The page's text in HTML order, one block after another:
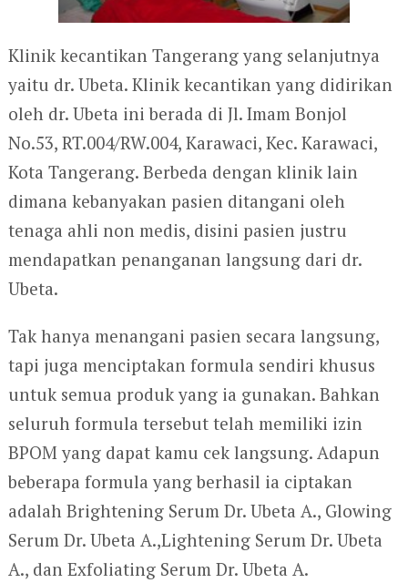
Klinik kecantikan Tangerang yang selanjutnya
yaitu dr. Ubeta. Klinik kecantikan yang didirikan
oleh dr. Ubeta ini berada di Jl. Imam Bonjol
No.53, RT.004/RW.004, Karawaci, Kec. Karawaci,
Kota Tangerang. Berbeda dengan klinik lain
dimana kebanyakan pasien ditangani oleh
tenaga ahli non medis, disini pasien justru
mendapatkan penanganan langsung dari dr.
Ubeta.
Tak hanya menangani pasien secara langsung,
tapi juga menciptakan formula sendiri khusus
untuk semua produk yang ia gunakan. Bahkan
seluruh formula tersebut telah memiliki izin
BPOM yang dapat kamu cek langsung. Adapun
beberapa formula yang berhasil ia ciptakan
adalah Brightening Serum Dr. Ubeta A., Glowing
Serum Dr. Ubeta A.,Lightening Serum Dr. Ubeta
A., dan Exfoliating Serum Dr. Ubeta A.